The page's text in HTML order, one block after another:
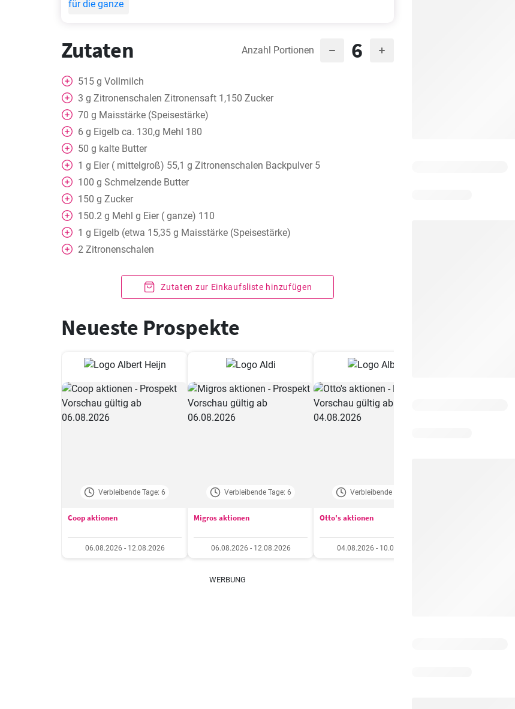
Zutaten Anzahl Portionen 6
515 g Vollmilch
3 g Zitronenschalen Zitronensaft 1,150 Zucker
70 g Maisstärke (Speisestärke)
6 g Eigelb ca. 130,g Mehl 180
50 g kalte Butter
1 g Eier ( mittelgroß) 55,1 g Zitronenschalen Backpulver 5
100 g Schmelzende Butter
150 g Zucker
150.2 g Mehl g Eier ( ganze) 110
1 g Eigelb (etwa 15,35 g Maisstärke (Speisestärke)
2 Zitronenschalen
Zutaten zur Einkaufsliste hinzufügen
Neueste Prospekte
Verbleibende Tage: 6
Coop aktionen
06.08.2026 - 12.08.2026
Verbleibende Tage: 6
Migros aktionen
06.08.2026 - 12.08.2026
Verbleibende Tage: 4
Otto's aktionen
04.08.2026 - 10.08.2026
WERBUNG